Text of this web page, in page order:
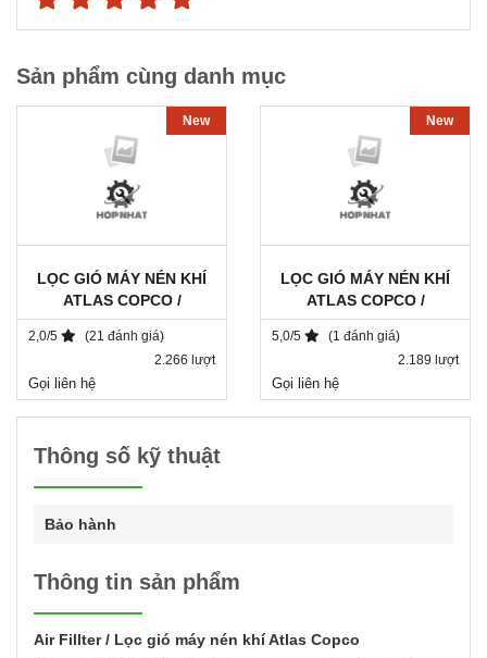
Sản phẩm cùng danh mục
New
LỌC GIÓ MÁY NÉN KHÍ
ATLAS COPCO /
1503018800 / SA 7236
2,0/5
(21 đánh giá)
2.266 lượt
Gọi liên hệ
New
LỌC GIÓ MÁY NÉN KHÍ
ATLAS COPCO /
1621054799
5,0/5
(1 đánh giá)
2.189 lượt
Gọi liên hệ
Thông số kỹ thuật
Bảo hành
Thông tin sản phẩm
Air Fillter / Lọc gió máy nén khí Atlas Copco